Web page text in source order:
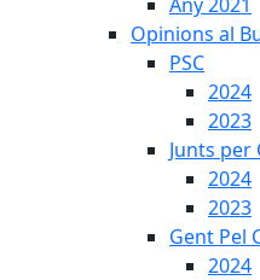
Opinions al
PSC
2024
2023
Junts per
2024
2023
Gent Pel
2024